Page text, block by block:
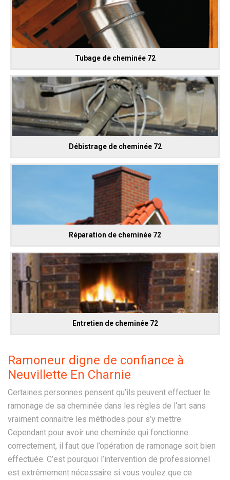
Tubage de cheminée 72
Débistrage de cheminée 72
Réparation de cheminée 72
Entretien de cheminée 72
Ramoneur digne de confiance à
Neuvillette En Charnie
Certaines personnes pensent qu’ils peuvent effectuer le
ramonage de sa cheminée dans les règles de l‘art sans
vraiment connaitre les méthodes pour s’y mettre.
Cependant pour avoir une cheminée qui fonctionne
correctement, il faut que l’opération de ramonage soit bien
effectuée. C’est pourquoi l’intervention de professionnel
est extrêmement nécessaire si vous voulez que ce